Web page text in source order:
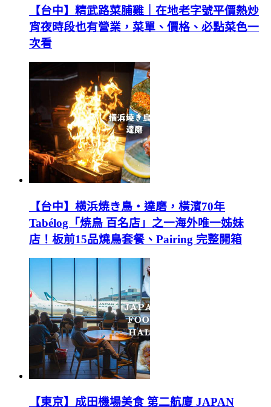
【台中】精武路菜脯雞｜在地老字號平價熱炒
宵夜時段也有營業，菜單、價格、必點菜色一
次看
【台中】横浜焼き鳥‧達磨，橫濱70年
Tabélog「焼鳥 百名店」之一海外唯一姊妹
店！板前15品燒鳥套餐、Pairing 完整開箱
【東京】成田機場美食 第二航廈 JAPAN